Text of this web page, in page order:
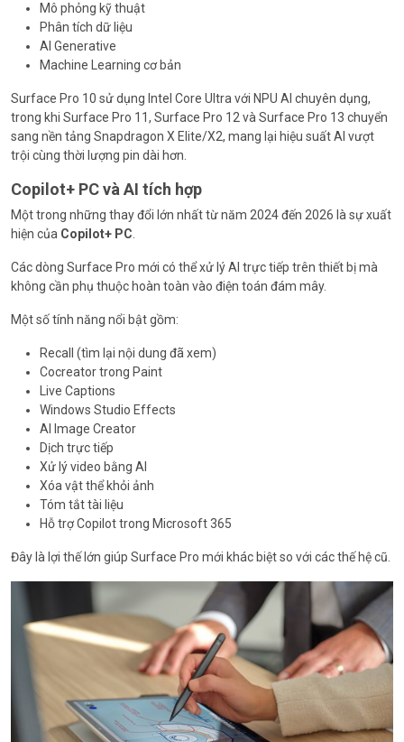
Mô phỏng kỹ thuật
Phân tích dữ liệu
AI Generative
Machine Learning cơ bản
Surface Pro 10 sử dụng Intel Core Ultra với NPU AI chuyên dụng,
trong khi Surface Pro 11, Surface Pro 12 và Surface Pro 13 chuyển
sang nền tảng Snapdragon X Elite/X2, mang lại hiệu suất AI vượt
trội cùng thời lượng pin dài hơn.
Copilot+ PC và AI tích hợp
Một trong những thay đổi lớn nhất từ năm 2024 đến 2026 là sự xuất
hiện của Copilot+ PC
Các dòng Surface Pro mới có thể xử lý AI trực tiếp trên thiết bị mà
không cần phụ thuộc hoàn toàn vào điện toán đám mây.
Một số tính năng nổi bật gồm:
Recall (tìm lại nội dung đã xem)
Cocreator trong Paint
Live Captions
Windows Studio Effects
AI Image Creator
Dịch trực tiếp
Xử lý video bằng AI
Xóa vật thể khỏi ảnh
Tóm tắt tài liệu
Hỗ trợ Copilot trong Microsoft 365
Đây là lợi thế lớn giúp Surface Pro mới khác biệt so với các thế hệ cũ.